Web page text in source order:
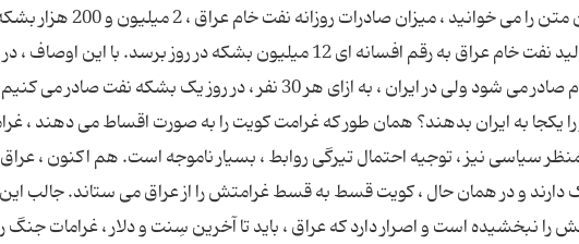
همین الان که این متن را می
یک بشکه نفت خام صادر می شود ولی در ایران ، به ازای هر 30 نفر ، در روز
دلار را یکجا به ایران بدهند؟ همان طور که غرامت کویت را به صورت اقساط می دهند ،
سیاسی نیز ، توجیه احتمال تیرگی روابط ، بسیار ناموجه است. هم اکنون ، عراق
دارند و در همان حال ، کویت قسط به قسط غرامتش را از عراق می ستاند. جالب
نبخشیده است و اصرار دارد که عراق ، باید تا آخرین سِنت و دلار ، غرامات جنگ